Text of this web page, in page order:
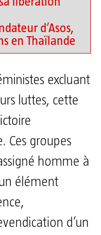
d’Asos,
en Thaïlande
excluant
luttes, cette
Ces groupes
homme à
élément
d’un